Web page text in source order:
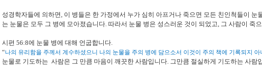
성경학자들에 의하면, 이 병들은 한 가정에서 누가 심히 아프거나 죽으면 모든 친인척들이 눈
는 눈물은 모두 그 병에 모아졌습니다. 따라서 눈물 병은 성스러운 것이 되었고, 그 사람이 죽
시편 56:8에 눈물 병에 대해 언굽합니다.
“나의 유리함을 주께서 계수하셨으니 나의 눈물을 주의 병에 담으소서 이것이 주의 책에 기록되지
눈물로 기도하는 사람은 그 만큼 마음이 깨끗한 사람입니다. 그만큼 절실하게 기도하는 사람